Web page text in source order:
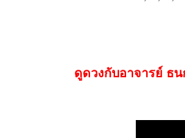
ดูดวงกับอาจารย์ ธ